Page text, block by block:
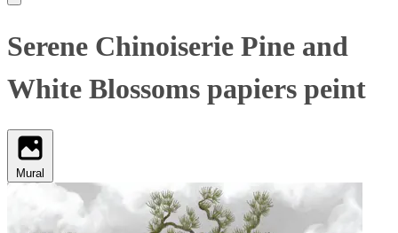
Serene Chinoiserie Pine and
White Blossoms papiers peint
Mural